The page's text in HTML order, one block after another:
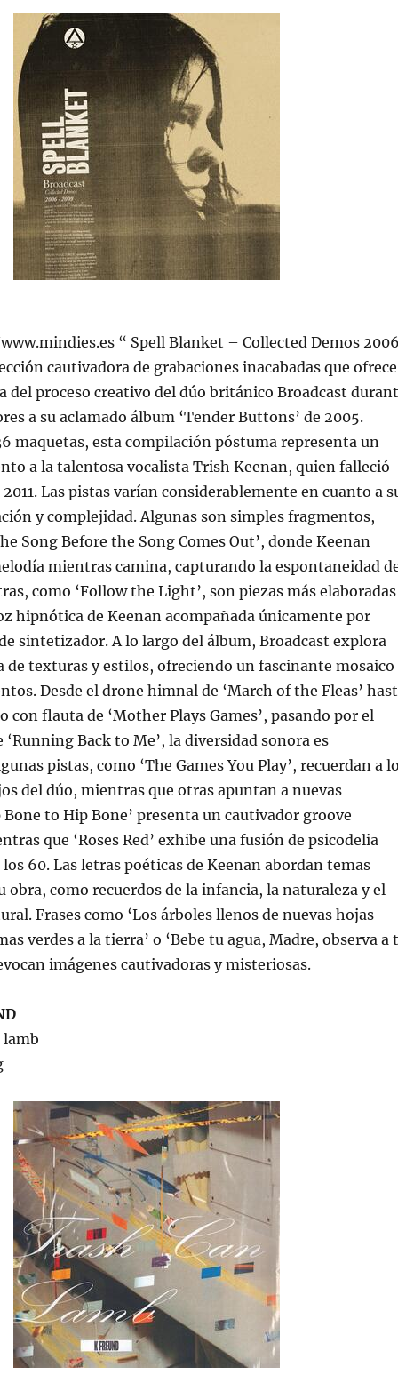
“ Spell Blanket – Collected Demos
cautivadora de grabaciones inacabadas que ofrece
del proceso creativo del dúo británico Broadcast
a su aclamado álbum ‘Tender Buttons’ de 2005.
maquetas, esta compilación póstuma representa un
a la talentosa vocalista Trish Keenan, quien falleció
Las pistas varían considerablemente en cuanto a
y complejidad. Algunas son simples fragmentos,
Song Before the Song Comes Out’, donde Keenan
mientras camina, capturando la espontaneidad
como ‘Follow the Light’, son piezas más
hipnótica de Keenan acompañada únicamente por
sintetizador. A lo largo del álbum, Broadcast explora
de texturas y estilos, ofreciendo un fascinante mosaico
Desde el drone himnal de ‘March of the Fleas’
con flauta de ‘Mother Plays Games’, pasando por el
‘Running Back to Me’, la diversidad sonora es
pistas, como ‘The Games You Play’, recuerdan a
del dúo, mientras que otras apuntan a nuevas
Bone to Hip Bone’ presenta un cautivador groove
que ‘Roses Red’ exhibe una fusión de psicodelia
60. Las letras poéticas de Keenan abordan temas
obra, como recuerdos de la infancia, la naturaleza y el
Frases como ‘Los árboles llenos de nuevas hojas
verdes a la tierra’ o ‘Bebe tu agua, Madre, observa a
imágenes cautivadoras y misteriosas.
lamb